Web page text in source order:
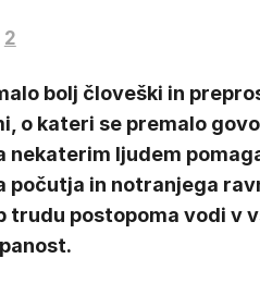
2
bolj človeški in
o kateri se premalo
nekaterim ljudem
počutja in notranjega
trudu postopoma vodi v